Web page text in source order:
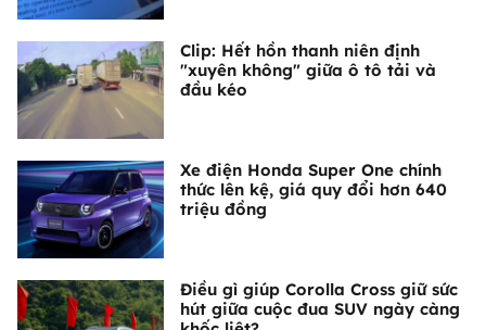
Clip: Hết hồn thanh niên định
"xuyên không" giữa ô tô tải và
đầu kéo
Xe điện Honda Super One chính
thức lên kệ, giá quy đổi hơn 640
triệu đồng
Điều gì giúp Corolla Cross giữ sức
hút giữa cuộc đua SUV ngày càng